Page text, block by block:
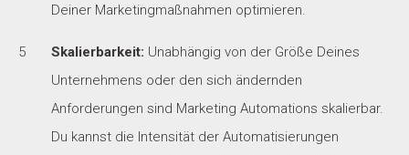
Deiner Marketingmaßnahmen optimieren.
Skalierbarkeit: Unabhängig von der Größe Deines
Unternehmens oder den sich ändernden
Anforderungen sind Marketing Automations skalierbar.
Du kannst die Intensität der Automatisierungen